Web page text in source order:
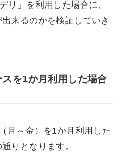
リ」を利用した場合に、
来るのかを検証していき
を1か月利用した場合
月～金）を1か月利用した
りとなります。